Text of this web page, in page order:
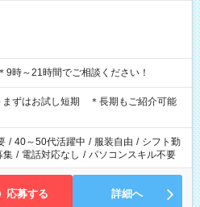
▼5h～シフト選べる ＊9時～21時間でご相談ください！
まずはお試し短期 ＊長期もご紹介可能
/ 40～50代活躍中 / 服装自由 / シフト勤
集 / 電話対応なし / パソコンスキル不要
応募する 詳細へ